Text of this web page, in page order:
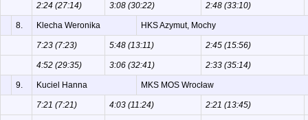
2:24 (27:14) 3:08 (30:22) 2:48 (33:10)
8. Klecha Weronika HKS Azymut, Mochy
7:23 (7:23) 5:48 (13:11) 2:45 (15:56)
4:52 (29:35) 3:06 (32:41) 2:33 (35:14)
9. Kuciel Hanna MKS MOS Wrocław
7:21 (7:21) 4:03 (11:24) 2:21 (13:45)